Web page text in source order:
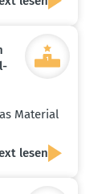
Material
lesen